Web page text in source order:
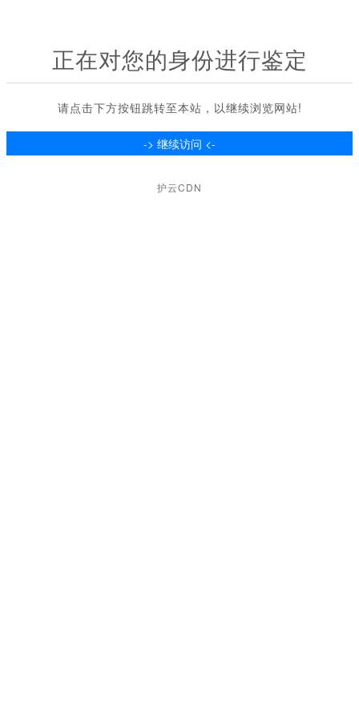
正在对您的身份进行鉴定
请点击下方按钮跳转至本站，以继续浏览网站!
护云CDN